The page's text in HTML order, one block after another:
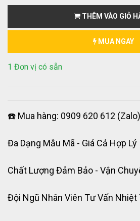
THÊM VÀO GIỎ
MUA NGAY
1 Đơn vị có sẵn
☎️ Mua hàng: 0909 620 612 (Zalo)
Đa Dạng Mẫu Mã - Giá Cả Hợp Lý
Chất Lượng Đảm Bảo - Vận
Đội Ngũ Nhân Viên Tư Vấn Nhiệt